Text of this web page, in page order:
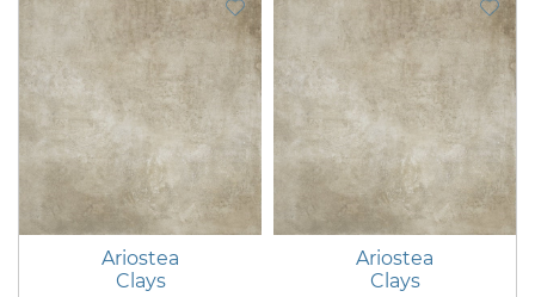
Ariostea
Clays
Ariostea
Clays